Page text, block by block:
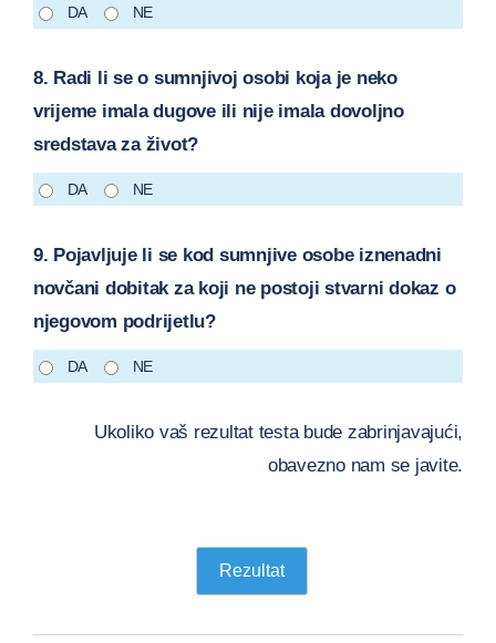
DA NE
8. Radi li se o sumnjivoj osobi koja je neko
vrijeme imala dugove ili nije imala dovoljno
sredstava za život?
DA NE
9. Pojavljuje li se kod sumnjive osobe iznenadni
novčani dobitak za koji ne postoji stvarni dokaz o
njegovom podrijetlu?
DA NE
Ukoliko vaš rezultat testa bude zabrinjavajući,
obavezno nam se javite.